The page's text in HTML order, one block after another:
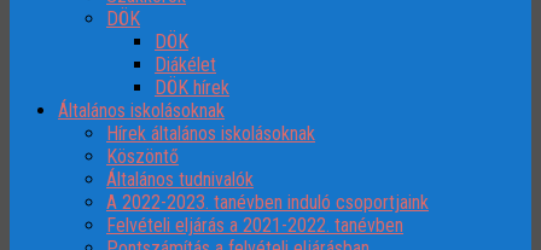
DÖK
DÖK
Diákélet
DÖK hírek
Általános iskolásoknak
Hírek általános iskolásoknak
Köszöntő
Általános tudnivalók
A 2022-2023. tanévben induló csoportjaink
Felvételi eljárás a 2021-2022. tanévben